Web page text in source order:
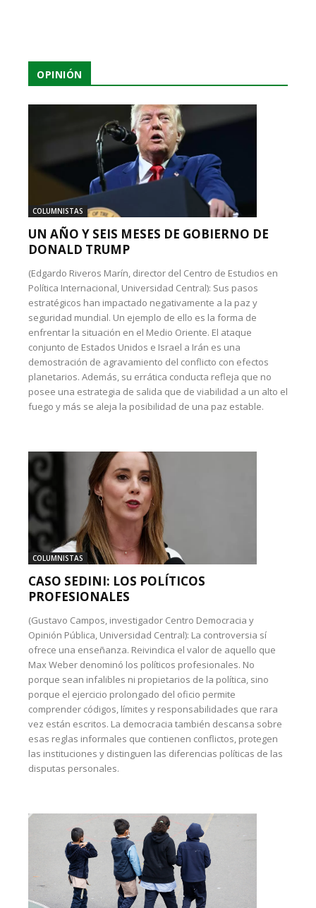
OPINIÓN
COLUMNISTAS
UN AÑO Y SEIS MESES DE GOBIERNO DE
DONALD TRUMP
(Edgardo Riveros Marín, director del Centro de Estudios en
Política Internacional, Universidad Central): Sus pasos
estratégicos han impactado negativamente a la paz y
seguridad mundial. Un ejemplo de ello es la forma de
enfrentar la situación en el Medio Oriente. El ataque
conjunto de Estados Unidos e Israel a Irán es una
demostración de agravamiento del conflicto con efectos
planetarios. Además, su errática conducta refleja que no
posee una estrategia de salida que de viabilidad a un alto el
fuego y más se aleja la posibilidad de una paz estable.
COLUMNISTAS
CASO SEDINI: LOS POLÍTICOS
PROFESIONALES
(Gustavo Campos, investigador Centro Democracia y
Opinión Pública, Universidad Central): La controversia sí
ofrece una enseñanza. Reivindica el valor de aquello que
Max Weber denominó los políticos profesionales. No
porque sean infalibles ni propietarios de la política, sino
porque el ejercicio prolongado del oficio permite
comprender códigos, límites y responsabilidades que rara
vez están escritos. La democracia también descansa sobre
esas reglas informales que contienen conflictos, protegen
las instituciones y distinguen las diferencias políticas de las
disputas personales.